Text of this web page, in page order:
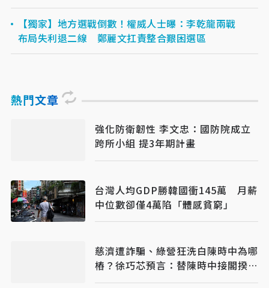
【獨家】地方選戰倒數！權威人士曝：李乾龍兩戰
布局失利退二線 鄭麗文扛責整合艱困選區
熱門文章
強化防衛韌性 李文忠：國防院成立
跨所小組 提3年期計畫
台灣人均GDP勝韓國衝145萬 月薪
中位數卻僅4萬陷「體感貧窮」
慈濟遭詐騙、綠營狂洗白陳時中為哪
樁？徐巧芯預言：替陳時中接閣揆鋪
路